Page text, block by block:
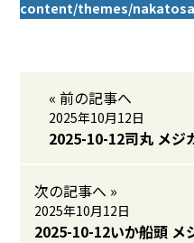
content/themes/
« 前の記事へ
2025年10月12日
2025-10-12司丸 メジ
次の記事へ »
2025年10月12日
2025-10-12いか船頭 メ